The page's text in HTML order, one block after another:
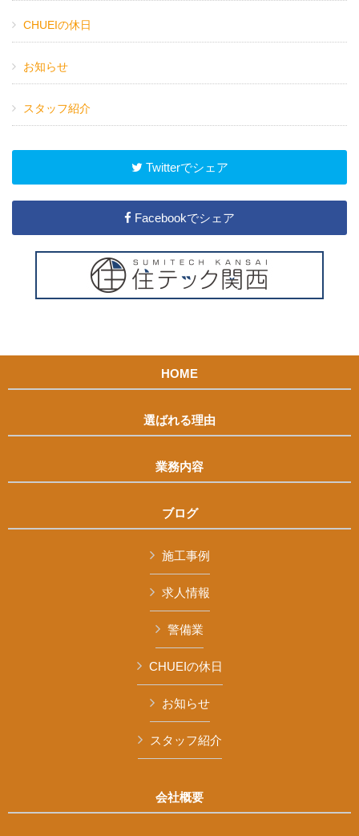
CHUEIの休日
お知らせ
スタッフ紹介
Twitterでシェア
Facebookでシェア
HOME
選ばれる理由
業務内容
ブログ
施工事例
求人情報
警備業
CHUEIの休日
お知らせ
スタッフ紹介
会社概要